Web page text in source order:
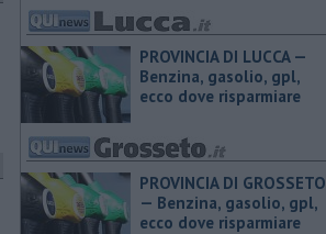
PROVINCIA DI LUCCA — ​
Benzina, gasolio, gpl,
ecco dove risparmiare
PROVINCIA DI GROSSETO
— ​Benzina, gasolio, gpl,
ecco dove risparmiare